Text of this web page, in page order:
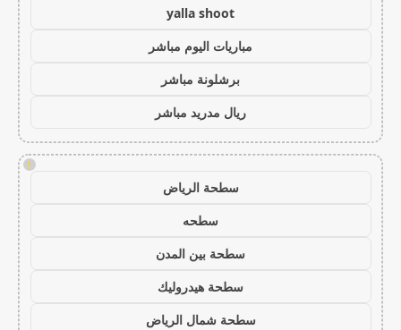
yalla shoot
مباريات اليوم مباشر
برشلونة مباشر
ريال مدريد مباشر
!
سطحة الرياض
سطحه
سطحة بين المدن
سطحة هيدروليك
سطحة شمال الرياض